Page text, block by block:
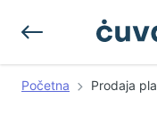
Početna Prodaja